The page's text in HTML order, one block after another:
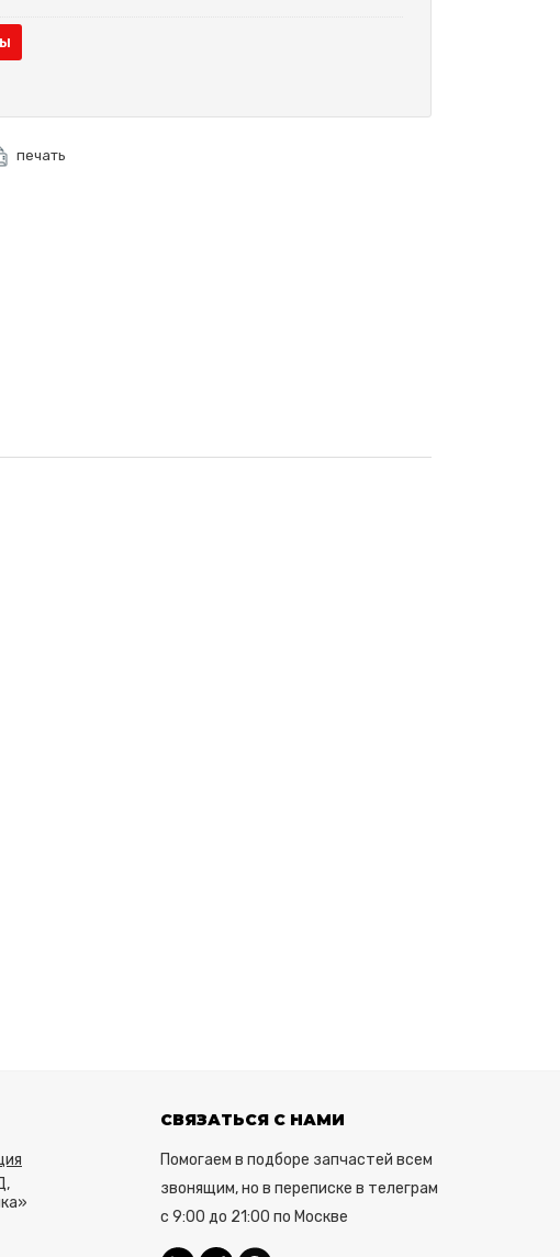
печать
СВЯЗАТЬСЯ С НАМИ
Помогаем в подборе запчастей всем
звонящим, но в переписке в телеграм
с 9:00 до 21:00 по Москве